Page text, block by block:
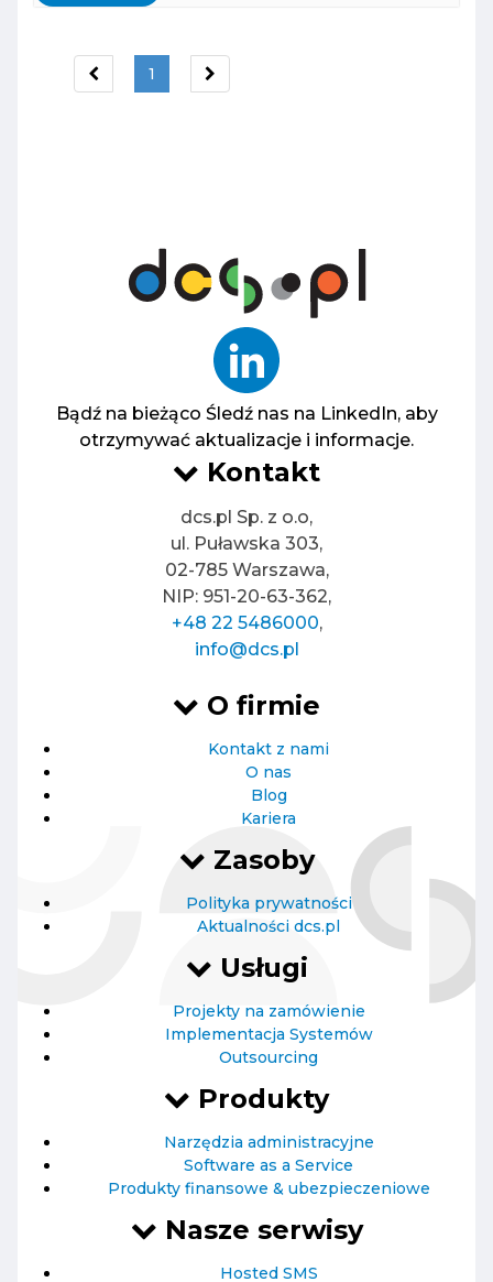
1
Bądź na bieżąco Śledź nas na LinkedIn, aby
otrzymywać aktualizacje i informacje.
Kontakt
dcs.pl Sp. z o.o,
ul. Puławska 303,
02-785 Warszawa,
NIP: 951-20-63-362,
+48 22 5486000,
info@dcs.pl
O firmie
Kontakt z nami
O nas
Blog
Kariera
Zasoby
Polityka prywatności
Aktualności dcs.pl
Usługi
Projekty na zamówienie
Implementacja Systemów
Outsourcing
Produkty
Narzędzia administracyjne
Software as a Service
Produkty finansowe & ubezpieczeniowe
Nasze serwisy
Hosted SMS